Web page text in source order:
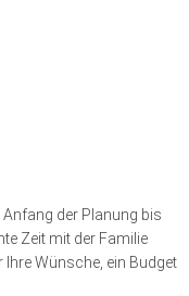
der Planung bis
Zeit mit der Familie
Wünsche, ein Budget